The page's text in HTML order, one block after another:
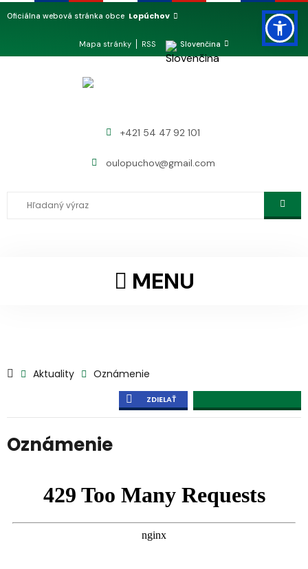
Oficiálna webová stránka obce Lopúchov
Mapa stránky RSS Slovenčina
+421 54 47 92 101
oulopuchov@gmail.com
MENU
Aktuality Oznámenie
ZDIELAŤ
Oznámenie